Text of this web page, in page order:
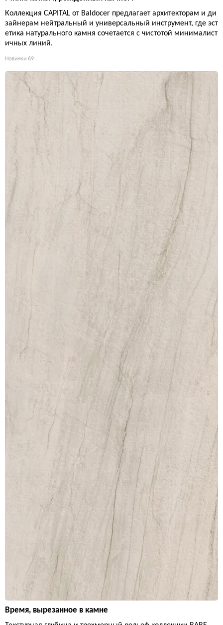
Коллекция CAPITAL от Baldocer предлагает архитекторам и ди
зайнерам нейтральный и универсальный инструмент, где эст
етика натурального камня сочетается с чистотой минималист
ичных линий.
Новинки 69
Время, вырезанное в камне